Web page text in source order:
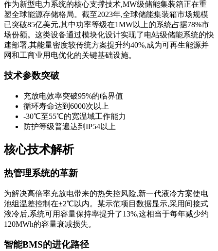
作为新型电力系统的核心支撑技术,MW级储能集装箱正在重
塑全球能源存储格局。截至2023年,全球储能集装箱市场规模
已突破85亿美元,其中功率等级在1MW以上的系统占据78%市
场份额。这类设备通过模块化设计实现了电站级储能系统的快
速部署,其能量密度较传统方案提升约40%,成为可再生能源并
网和工商业用电优化的关键基础设施。
技术参数突破
充放电效率突破95%的临界值
循环寿命达到6000次以上
-30℃至55℃的宽温域工作能力
防护等级普遍达到IP54以上
核心技术解析
热管理系统的革新
为解决高倍率充放电带来的热失控风险,新一代液冷方案使电
池组温差控制在±2℃以内。某示范项目数据显示,采用间接式
液冷后,系统可用容量保持率提升了13%,这相当于每年减少约
120MWh的容量衰减损失。
智能BMS的进化路径